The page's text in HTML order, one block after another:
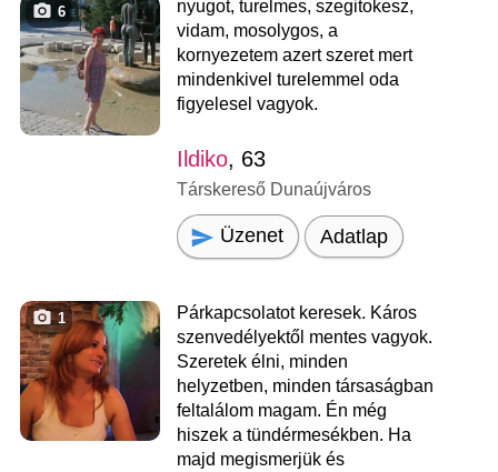
6
nyugot, turelmes, szegitokesz,
vidam, mosolygos, a
kornyezetem azert szeret mert
mindenkivel turelemmel oda
figyelesel vagyok.
Ildiko, 63
Társkereső Dunaújváros
Üzenet Adatlap
1
Párkapcsolatot keresek. Káros
szenvedélyektől mentes vagyok.
Szeretek élni, minden
helyzetben, minden társaságban
feltalálom magam. Én még
hiszek a tündérmesékben. Ha
majd megismerjük és